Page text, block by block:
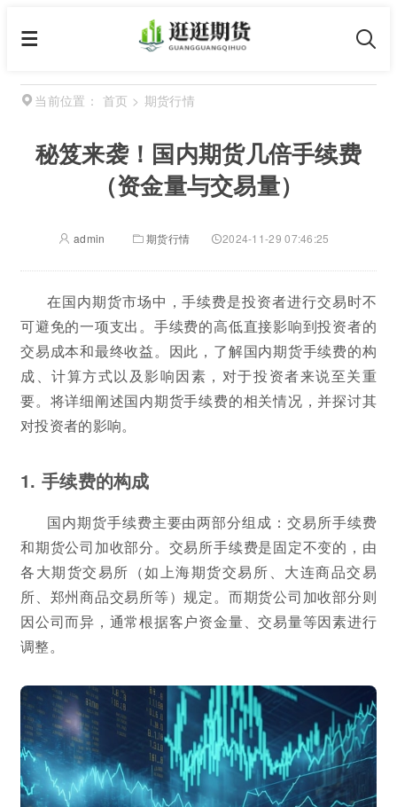
当前位置： 首页 > 期货行情
秘笈来袭！国内期货几倍手续费
（资金量与交易量）
admin 期货行情 2024-11-29 07:46:25
在国内期货市场中，手续费是投资者进行交易时不
可避免的一项支出。手续费的高低直接影响到投资者的
交易成本和最终收益。因此，了解国内期货手续费的构
成、计算方式以及影响因素，对于投资者来说至关重
要。将详细阐述国内期货手续费的相关情况，并探讨其
对投资者的影响。
1. 手续费的构成
国内期货手续费主要由两部分组成：交易所手续费
和期货公司加收部分。交易所手续费是固定不变的，由
各大期货交易所（如上海期货交易所、大连商品交易
所、郑州商品交易所等）规定。而期货公司加收部分则
因公司而异，通常根据客户资金量、交易量等因素进行
调整。